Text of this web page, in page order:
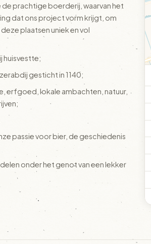
de prachtige boerderij, waarvan het
dat ons project vorm krijgt, om
plaatsen uniek en vol
huisvestte;
gesticht in 1140;
erfgoed, lokale ambachten, natuur,
passie voor bier, de geschiedenis
delen onder het genot van een lekker